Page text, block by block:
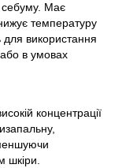
себуму. Має
температуру
використання
або в умовах
концентрації
шкіри.